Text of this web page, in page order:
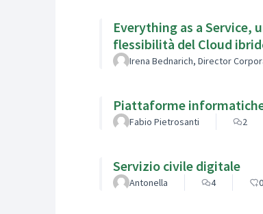
Everything as a Service,
flessibilità del Cloud
Irena Bednarich, Director
Piattaforme
Fabio Pietrosanti 2
Servizio civile digitale
Antonella 4 0